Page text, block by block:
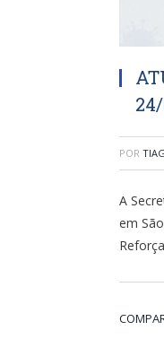
POR
A
em